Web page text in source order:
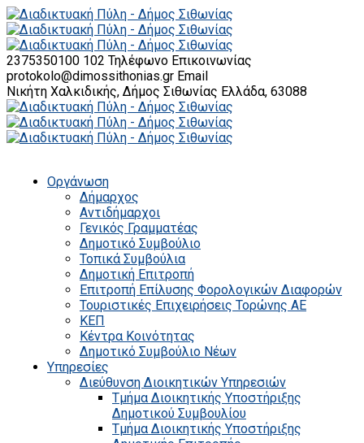
2375350100 102 Τηλέφωνο Επικοινωνίας
protokolo@dimossithonias.gr Email
Νικήτη Χαλκιδικής, Δήμος Σιθωνίας Ελλάδα, 63088
Οργάνωση
Δήμαρχος
Αντιδήμαρχοι
Γενικός Γραμματέας
Δημοτικό Συμβούλιο
Τοπικά Συμβούλια
Δημοτική Επιτροπή
Επιτροπή Επίλυσης Φορολογικών Διαφορών
Τουριστικές Επιχειρήσεις Τορώνης ΑΕ
ΚΕΠ
Κέντρα Κοινότητας
Δημοτικό Συμβούλιο Νέων
Υπηρεσίες
Διεύθυνση Διοικητικών Υπηρεσιών
Τμήμα Διοικητικής Υποστήριξης
Δημοτικού Συμβουλίου
Τμήμα Διοικητικής Υποστήριξης